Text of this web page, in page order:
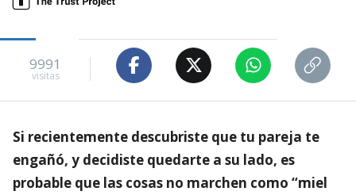
9991
visitas
Si recientemente descubriste que tu pareja te
engañó, y decidiste quedarte a su lado, es
probable que las cosas no marchen como “miel